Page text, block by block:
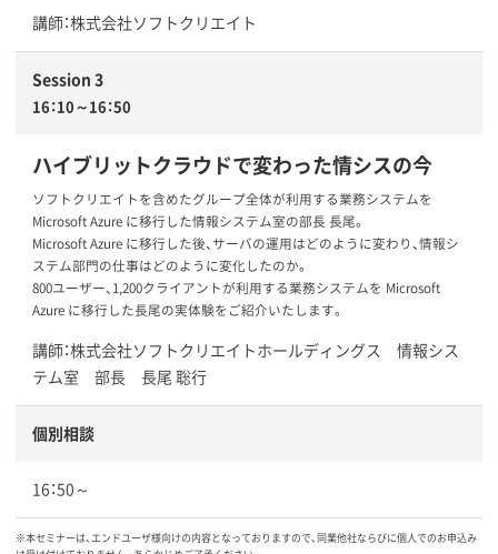
講師：株式会社ソフトクリエイト
Session 3
16：10～16：50
ハイブリットクラウドで変わった情シスの今
ソフトクリエイトを含めたグループ全体が利用する業務システムを
Microsoft Azure に移行した情報システム室の部長 長尾。
Microsoft Azure に移行した後、サーバの運用はどのように変わり、情報シ
ステム部門の仕事はどのように変化したのか。
800ユーザー、1,200クライアントが利用する業務システムを Microsoft
Azure に移行した長尾の実体験をご紹介いたします。
講師：株式会社ソフトクリエイトホールディングス 情報シス
テム室 部長 長尾 聡行
個別相談
16：50～
※本セミナーは、エンドユーザ様向けの内容となっておりますので、同業他社ならびに個人でのお申込み